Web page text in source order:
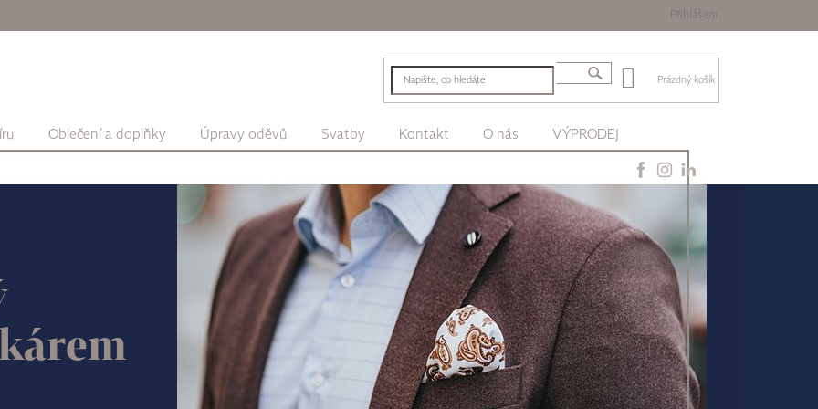
Přihlášení
Prázdný košík
Oblečení a doplňky Úpravy oděvů Svatby Kontakt O nás VÝPRODEJ